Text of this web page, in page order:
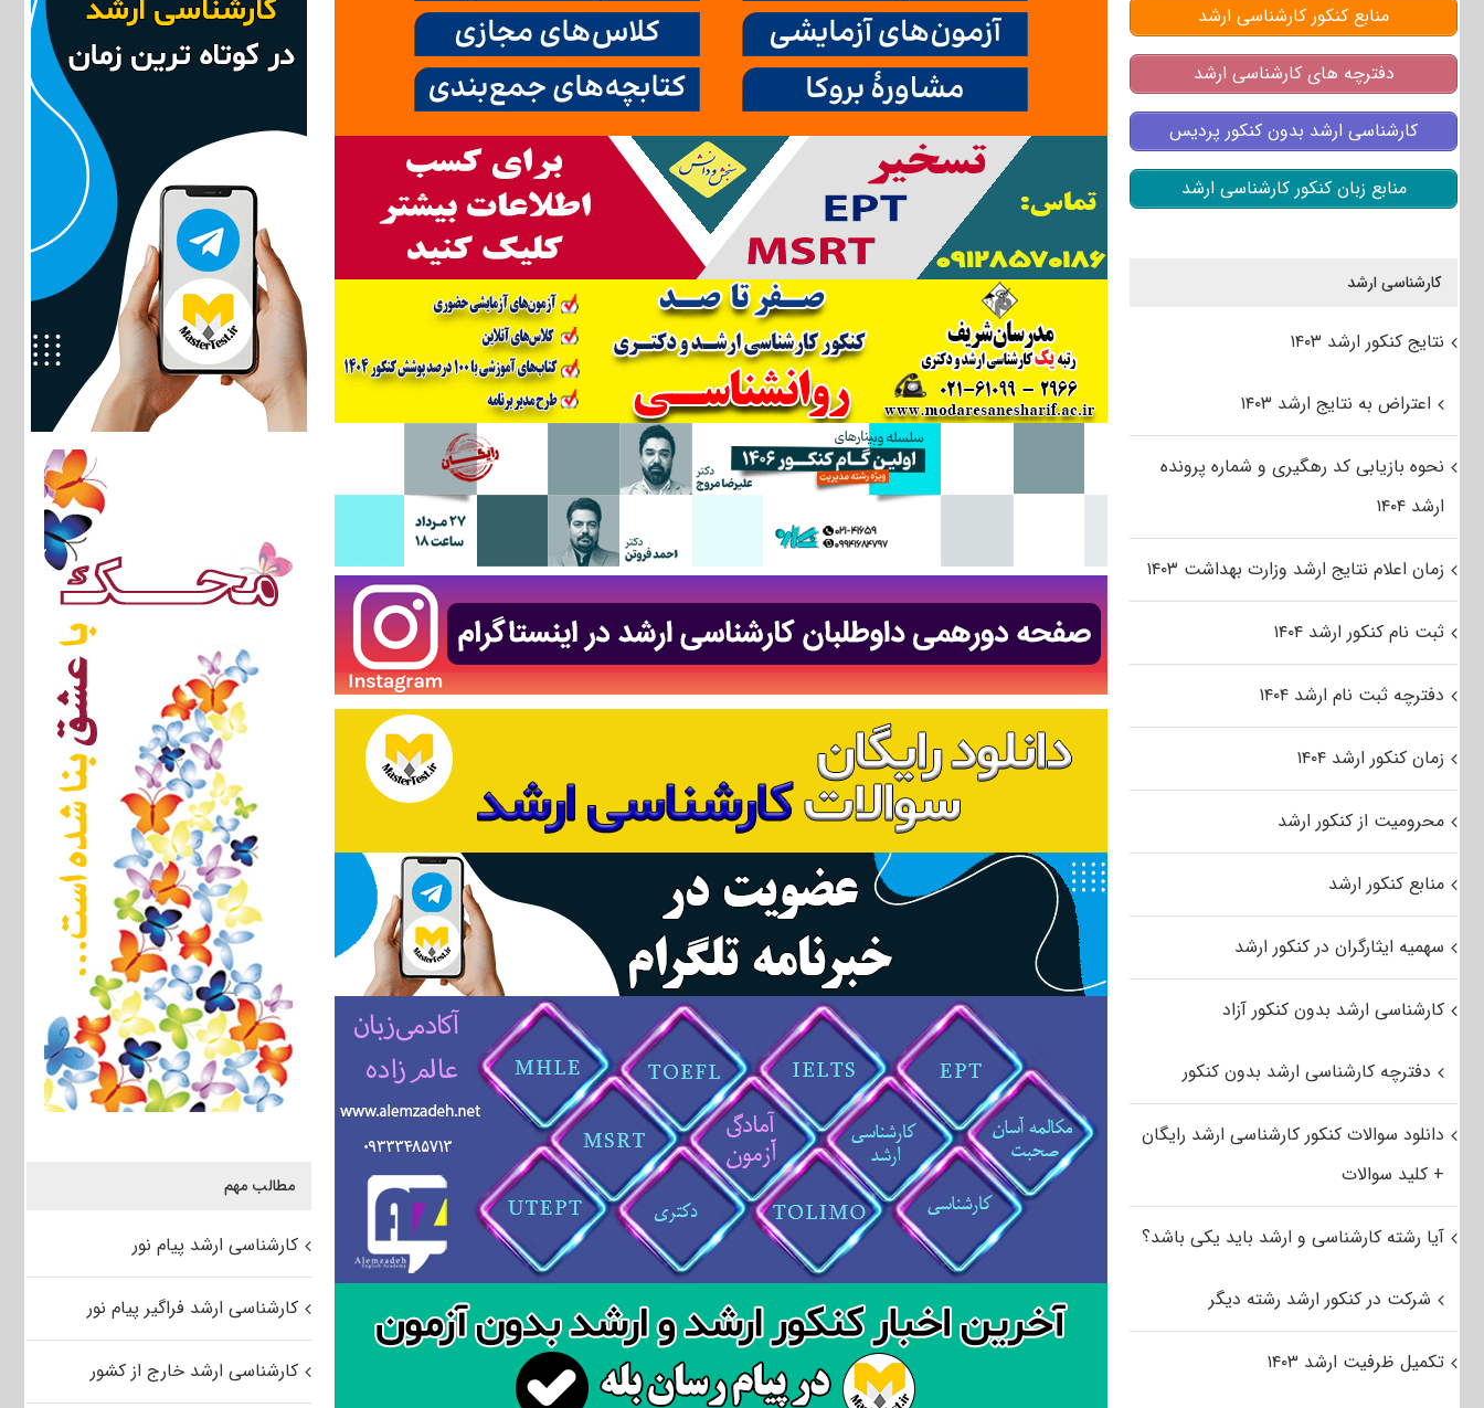
مطالب مهم
کارشناسی ارشد پیام نور
کارشناسی ارشد فراگیر پیام نور
کارشناسی ارشد خارج از کشور
منابع کنکور کارشناسی ارشد
دفترچه های کارشناسی ارشد
کارشناسی ارشد بدون کنکور پردیس
منابع زبان کنکور کارشناسی ارشد
کارشناسی ارشد
نتایج کنکور ارشد ۱۴۰۳
اعتراض به نتایج ارشد ۱۴۰۳
نحوه بازیابی کد رهگیری و شماره پرونده
ارشد ۱۴۰۴
زمان اعلام نتایج ارشد وزارت بهداشت ۱۴۰۳
ثبت نام کنکور ارشد ۱۴۰۴
دفترچه ثبت نام ارشد ۱۴۰۴
زمان کنکور ارشد ۱۴۰۴
محرومیت از کنکور ارشد
منابع کنکور ارشد
سهمیه ایثارگران در کنکور ارشد
کارشناسی ارشد بدون کنکور آزاد
دفترچه کارشناسی ارشد بدون کنکور
دانلود سوالات کنکور کارشناسی ارشد رایگان
+ کلید سوالات
آیا رشته کارشناسی و ارشد باید یکی باشد؟
شرکت در کنکور ارشد رشته دیگر
تکمیل ظرفیت ارشد ۱۴۰۳